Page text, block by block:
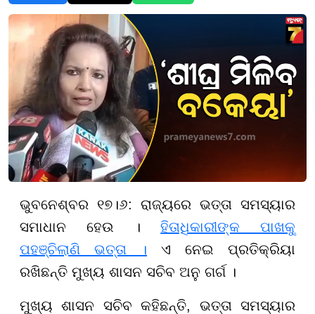
ଭୁବନେଶ୍ବର ୧୭।୬: ରାଜ୍ୟରେ ଭତ୍ତା ସମସ୍ୟାର
ସମାଧାନ ହେଉ ।ହିତାଧିକାରୀଙ୍କ ପାଖକୁ
ପହଞ୍ଚିଲାଣି ଭତ୍ତା । ଏ ନେଇ ପ୍ରତିକ୍ରିୟା
ରଖିଛନ୍ତି ମୁଖ୍ୟ ଶାସନ ସଚିବ ଅନୁ ଗର୍ଗ ।
ମୁଖ୍ୟ ଶାସନ ସଚିବ କହିଛନ୍ତି, ଭତ୍ତା ସମସ୍ୟାର